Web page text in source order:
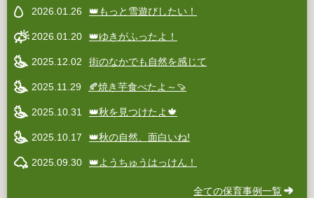
2026.01.26 👑もっと雪遊びしたい！
2026.01.20 👑ゆきがふったよ！
2025.12.02 街のなかでも自然を感じて
2025.11.29 🍂焼き芋食べたよ～🍠
2025.10.31 👑秋を見つけたよ🍁
2025.10.17 👑秋の自然、面白いね!
2025.09.30 👑ようちゅうはっけん！
全ての保育事例一覧